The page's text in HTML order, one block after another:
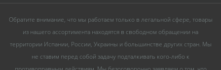
Обратите внимание, что мы работаем только в легальной сфере, товары
из нашего ассортимента находятся в свободном обращении на
территории Испании, России, Украины и большинстве других стран. Мы
не ставим перед собой задачу подталкивать кого-либо к